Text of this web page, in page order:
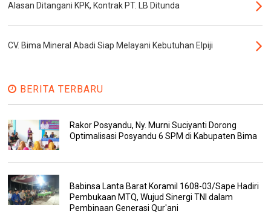
Alasan Ditangani KPK, Kontrak PT. LB Ditunda
CV. Bima Mineral Abadi Siap Melayani Kebutuhan Elpiji
BERITA TERBARU
Rakor Posyandu, Ny. Murni Suciyanti Dorong
Optimalisasi Posyandu 6 SPM di Kabupaten Bima
Babinsa Lanta Barat Koramil 1608-03/Sape Hadiri
Pembukaan MTQ, Wujud Sinergi TNI dalam
Pembinaan Generasi Qur'ani